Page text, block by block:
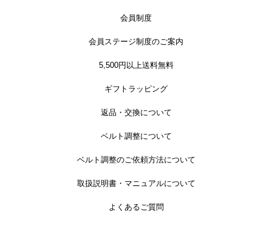
会員制度
会員ステージ制度のご案内
5,500円以上送料無料
ギフトラッピング
返品・交換について
ベルト調整について
ベルト調整のご依頼方法について
取扱説明書・マニュアルについて
よくあるご質問